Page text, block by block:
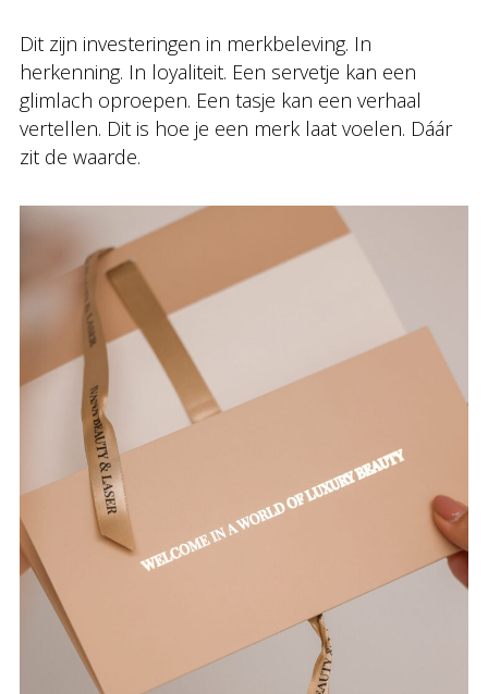
Dit zijn investeringen in merkbeleving. In
herkenning. In loyaliteit. Een servetje kan een
glimlach oproepen. Een tasje kan een verhaal
vertellen. Dit is hoe je een merk laat voelen. Dáár
zit de waarde.